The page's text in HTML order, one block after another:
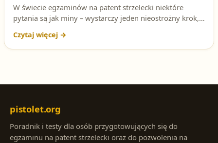
W świecie egzaminów na patent strzelecki niektóre
pytania są jak miny – wystarczy jeden nieostrożny krok,
Policja ma obowiązek cofnąć pozwolenie na broń i
poznaj podstawę prawną tej decyzji.
pistolet.org
Poradnik i testy dla osób przygotowujących się do
egzaminu na patent strzelecki oraz do pozwolenia na